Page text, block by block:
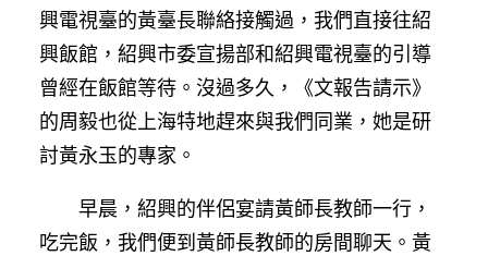
興電視臺的黃臺長聯絡接觸過，我們直接往紹
興飯館，紹興市委宣揚部和紹興電視臺的引導
曾經在飯館等待。沒過多久，《文報告請示》
的周毅也從上海特地趕來與我們同業，她是研
討黃永玉的專家。
早晨，紹興的伴侶宴請黃師長教師一行，
吃完飯，我們便到黃師長教師的房間聊天。黃